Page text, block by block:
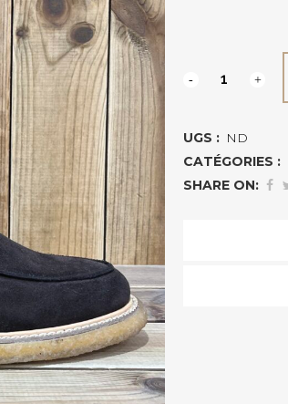
APOLLO
quantité
UGS : ND
CATÉGORIES :
SHARE ON: